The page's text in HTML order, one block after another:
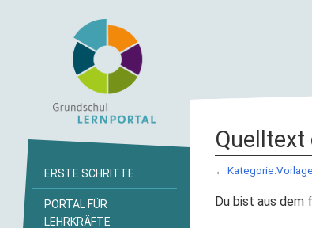
Quelltext
←
Du bist aus dem
ERSTE SCHRITTE
PORTAL FÜR
LEHRKRÄFTE